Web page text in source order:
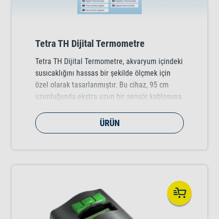
Tetra TH Dijital Termometre
Tetra TH Dijital Termometre, akvaryum içindeki
susıcaklığını hassas bir şekilde ölçmek için
özel olarak tasarlanmıştır. Bu cihaz, 95 cm
uzunluğunda ekstra uzun bir sensör kablosuna
camının dışına güvenli bir şekilde
sabitlenebilir ve su ortamınızı bozmadan doğru
ÜRÜN